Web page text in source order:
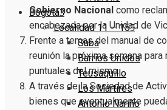
Bogotá
Localidad 11 – 15
Suba
Barrios Unidos
Teusaquillo
Los Mártires
Antonio Nariño
Gobierno Nacional como
encabezada por la Unidad de
Frente a temas del manual de
reunión la próxima semana
puntuales del mismo.
A través de la Sociedad de
bienes que eventualmente